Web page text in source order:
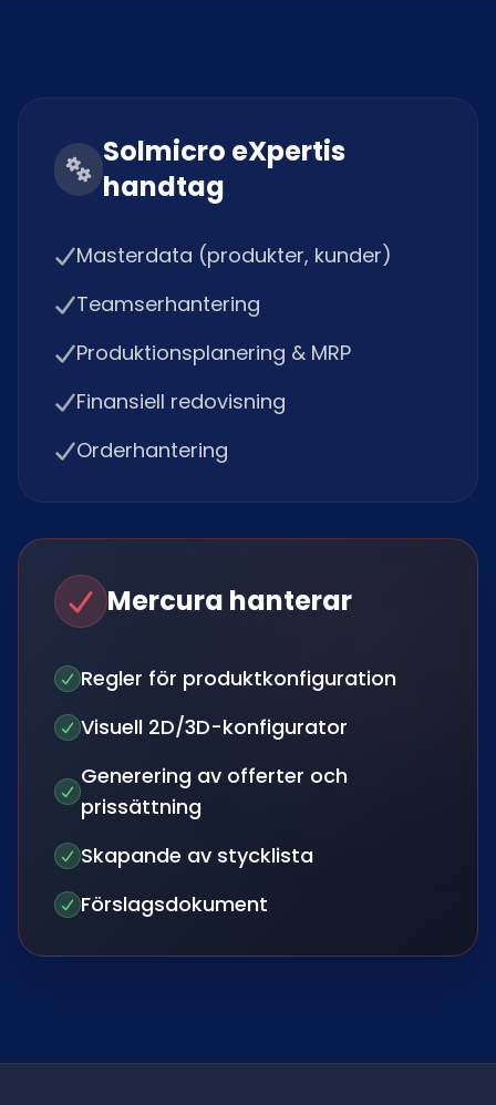
Solmicro eXpertis
handtag
Masterdata (produkter, kunder)
Teamserhantering
Produktionsplanering & MRP
Finansiell redovisning
Orderhantering
Mercura hanterar
Regler för produktkonfiguration
Visuell 2D/3D-konfigurator
Generering av offerter och
prissättning
Skapande av stycklista
Förslagsdokument